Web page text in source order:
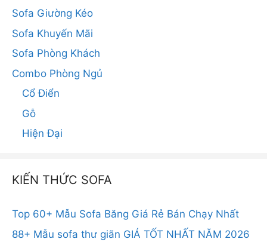
Sofa Giường Kéo
Sofa Khuyến Mãi
Sofa Phòng Khách
Combo Phòng Ngủ
Cổ Điển
Gỗ
Hiện Đại
KIẾN THỨC SOFA
Top 60+ Mẫu Sofa Băng Giá Rẻ Bán Chạy Nhất
88+ Mẫu sofa thư giãn GIÁ TỐT NHẤT NĂM 2026